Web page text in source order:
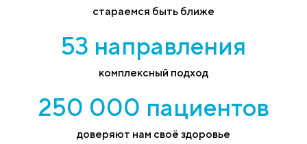
стараемся быть ближе
53 направления
комплексный подход
250 000 пациентов
доверяют нам своё здоровье